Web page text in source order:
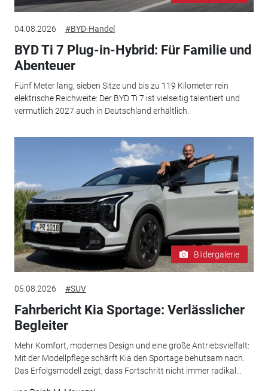
04.08.2026 #BYD-Handel
BYD Ti 7 Plug-in-Hybrid: Für Familie und
Abenteuer
Fünf Meter lang, sieben Sitze und bis zu 119 Kilometer rein
elektrische Reichweite: Der BYD Ti 7 ist vielseitig talentiert und
vermutlich 2027 auch in Deutschland erhältlich.
Bildergalerie
05.08.2026 #SUV
Fahrbericht Kia Sportage: Verlässlicher
Begleiter
Mehr Komfort, modernes Design und eine große Antriebsvielfalt:
Mit der Modellpflege schärft Kia den Sportage behutsam nach.
Das Erfolgsmodell zeigt, dass Fortschritt nicht immer radikal...